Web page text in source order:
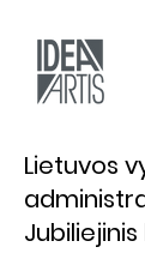
Lietuvos